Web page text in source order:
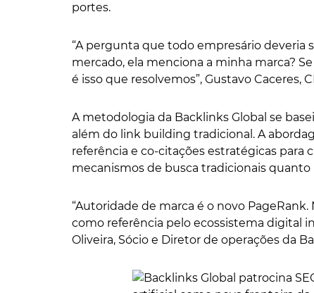
portes.
“A pergunta que todo empresário deveria
mercado, ela menciona a minha marca?
é isso que resolvemos”, Gustavo Caceres,
A metodologia da Backlinks Global se
além do link building tradicional. A
referência e co-citações estratégicas para
mecanismos de busca tradicionais
“Autoridade de marca é o novo
como referência pelo ecossistema digital
Oliveira, Sócio e Diretor de operações da